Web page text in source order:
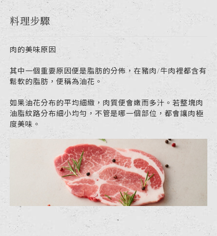
料理步驟
肉的美味原因
其中一個重要原因便是脂肪的分佈，在豬肉/牛肉裡都含有
鬆軟的脂肪，便稱為油花。
如果油花分布的平均細緻，肉質便會嫩而多汁。若整塊肉
油脂紋路分布細小均勻，不管是哪一個部位，都會讓肉極
度美味。